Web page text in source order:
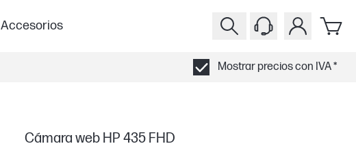
Accesorios
Mostrar precios con IVA *
Cámara web HP 435 FHD